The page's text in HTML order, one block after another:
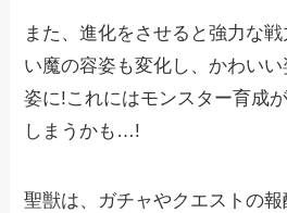
また、進化をさせると強力な
い魔の容姿も変化し、かわい
姿に!これにはモンスター育成
しまうかも…!
聖獣は、ガチャやクエストの